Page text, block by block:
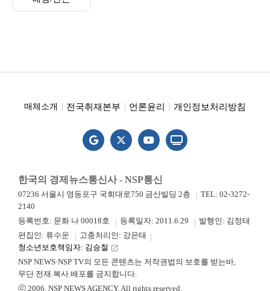
매체소개 전국취재본부 언론윤리 개인정보처리방침
한국의 경제뉴스통신사 - NSP통신
07236 서울시 영등포구 국회대로750 금산빌딩 2층
TEL: 02-3272-
2140
등록번호: 문화 나 00018호
등록일자: 2011.6.29
발행인: 김정태
편집인: 류수운
고충처리인: 강은태
청소년보호책임자: 김승철 launch
NSP NEWS·NSP TV의 모든 콘텐츠는 저작권법의 보호를 받는바,
무단 전재.복사.배포를 금지합니다.
ⓒ 2006. NSP NEWS AGENCY. All rights reserved.